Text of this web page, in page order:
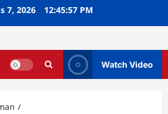
7, 2026 12:45:57 PM
Watch Video